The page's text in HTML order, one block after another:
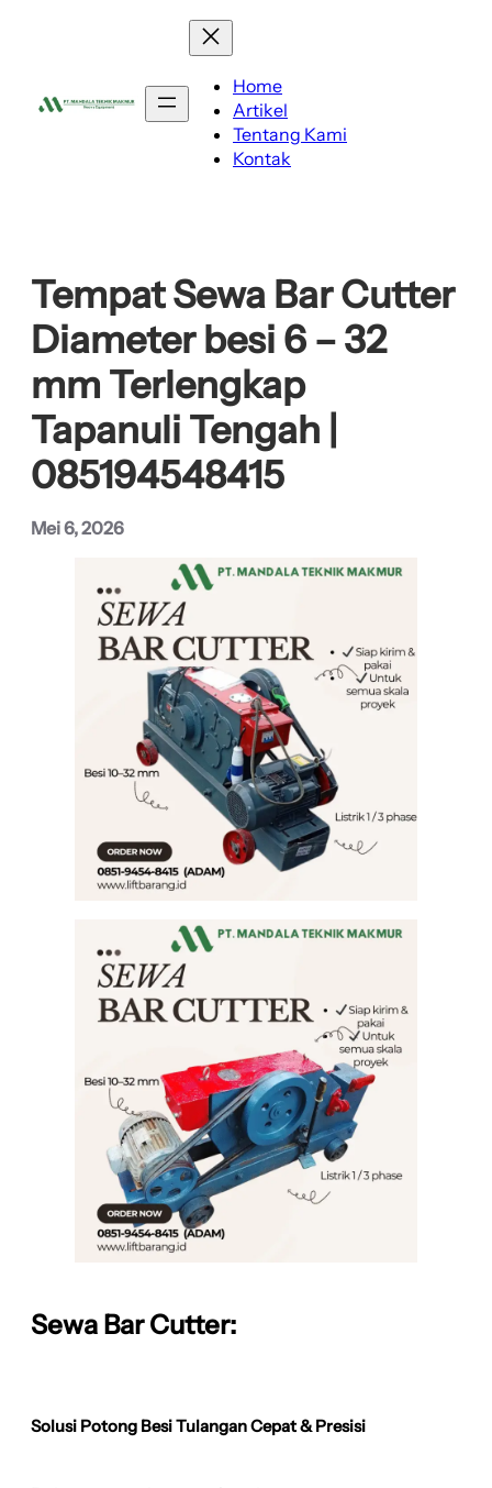
Home
Artikel
Tentang Kami
Kontak
Tempat Sewa Bar Cutter
Diameter besi 6 – 32
mm Terlengkap
Tapanuli Tengah |
085194548415
Mei 6, 2026
Sewa Bar Cutter:
Solusi Potong Besi Tulangan Cepat & Presisi